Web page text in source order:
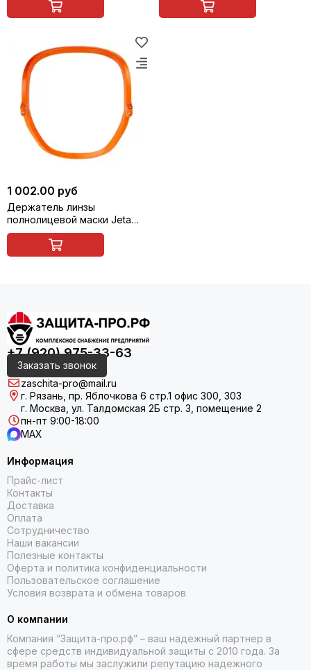
1 002.00 руб
Держатель линзы
полнолицевой маски Jeta
Safety 5950 ( 65952)
+7 (920) 975-33-63
Заказать звонок
zaschita-pro@mail.ru
г. Рязань, пр. Яблочкова 6 стр.1 офис 300, 303
г. Москва, ул. Талдомская 2Б стр. 3, помещение 2
пн-пт 9:00-18:00
MAX
Информация
Прайс-лист
Контакты
Доставка
Оплата
Сотрудничество
Наши вакансии
Полезные контакты
Оферта и политика конфиденциальности
Пользовательское соглашение
Условия возврата и обмена товаров
О компании
Компания “Защита-про.рф” – ваш надежный партнер в
сфере средств индивидуальной защиты с 2010 года. За
время работы мы заслужили репутацию надежного